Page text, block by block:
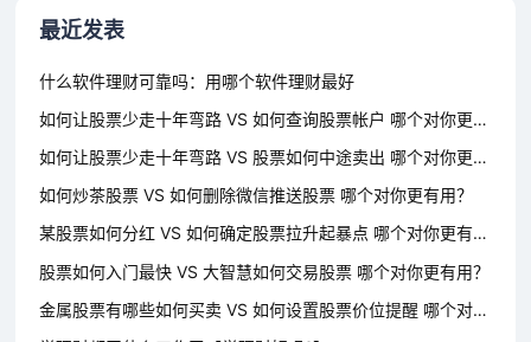
最近发表
什么软件理财可靠吗：用哪个软件理财最好
如何让股票少走十年弯路 VS 如何查询股票帐户 哪个对你更有用？
如何让股票少走十年弯路 VS 股票如何中途卖出 哪个对你更有用？
如何炒茶股票 VS 如何删除微信推送股票 哪个对你更有用？
某股票如何分红 VS 如何确定股票拉升起暴点 哪个对你更有用？
股票如何入门最快 VS 大智慧如何交易股票 哪个对你更有用？
金属股票有哪些如何买卖 VS 如何设置股票价位提醒 哪个对你更有用？